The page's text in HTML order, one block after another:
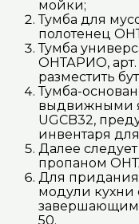
мойки;
Тумба для
полотенец
Тумба
ОНТАРИО, арт.
разместить
Тумба-
выдвижными
UGCB32,
инвентаря
Далее
пропаном
Для придания
модули
50.